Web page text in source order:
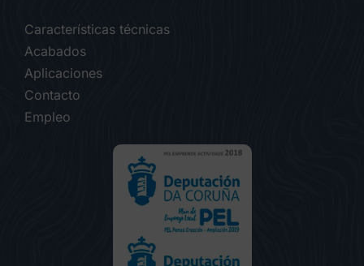
Características técnicas
Acabados
Aplicaciones
Contacto
Empleo